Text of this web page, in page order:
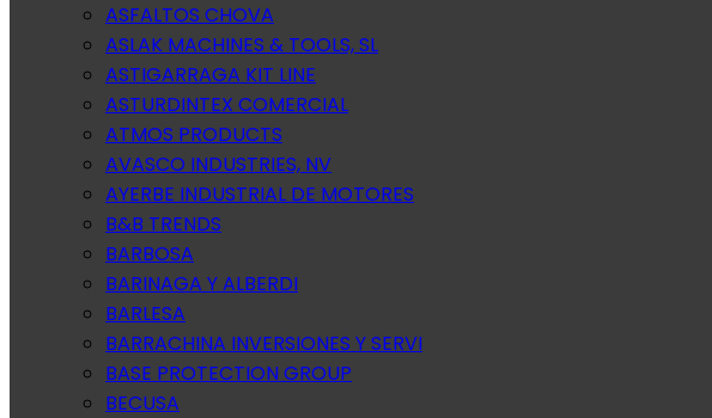
ASFALTOS CHOVA
ASLAK MACHINES & TOOLS, SL
ASTIGARRAGA KIT LINE
ASTURDINTEX COMERCIAL
ATMOS PRODUCTS
AVASCO INDUSTRIES, NV
AYERBE INDUSTRIAL DE MOTORES
B&B TRENDS
BARBOSA
BARINAGA Y ALBERDI
BARLESA
BARRACHINA INVERSIONES Y SERVI
BASE PROTECTION GROUP
BECUSA